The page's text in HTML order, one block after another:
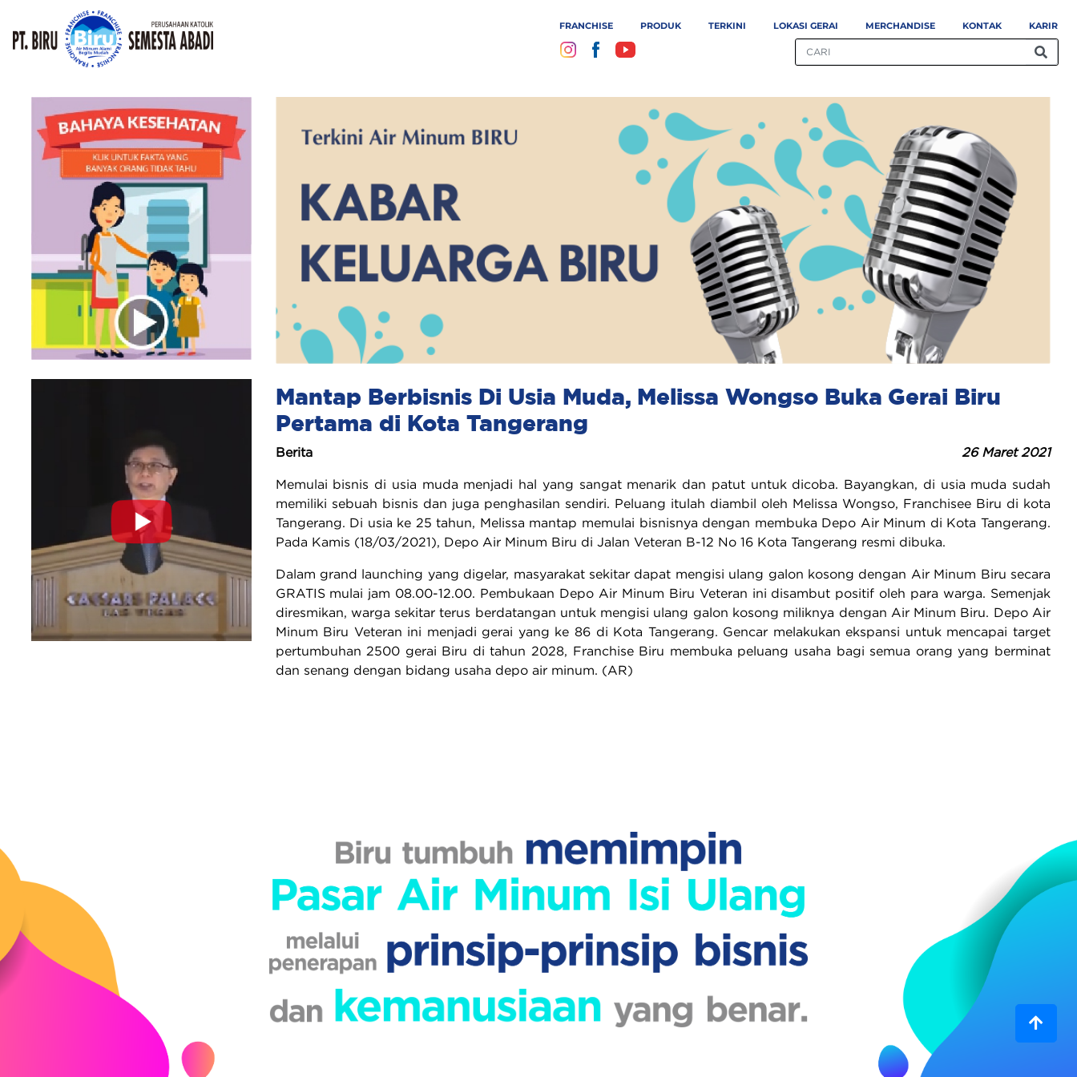
FRANCHISE PRODUK TERKINI LOKASI GERAI MERCHANDISE KONTAK KARIR
Mantap Berbisnis Di Usia Muda, Melissa Wongso Buka Gerai Biru
Pertama di Kota Tangerang
Berita 26 Maret 2021
Memulai bisnis di usia muda menjadi hal yang sangat menarik dan patut untuk dicoba. Bayangkan, di usia muda sudah
memiliki sebuah bisnis dan juga penghasilan sendiri. Peluang itulah diambil oleh Melissa Wongso, Franchisee Biru di kota
Tangerang. Di usia ke 25 tahun, Melissa mantap memulai bisnisnya dengan membuka Depo Air Minum di Kota Tangerang.
Pada Kamis (18/03/2021), Depo Air Minum Biru di Jalan Veteran B-12 No 16 Kota Tangerang resmi dibuka.
Dalam grand launching yang digelar, masyarakat sekitar dapat mengisi ulang galon kosong dengan Air Minum Biru secara
GRATIS mulai jam 08.00-12.00. Pembukaan Depo Air Minum Biru Veteran ini disambut positif oleh para warga. Semenjak
diresmikan, warga sekitar terus berdatangan untuk mengisi ulang galon kosong miliknya dengan Air Minum Biru. Depo Air
Minum Biru Veteran ini menjadi gerai yang ke 86 di Kota Tangerang. Gencar melakukan ekspansi untuk mencapai target
pertumbuhan 2500 gerai Biru di tahun 2028, Franchise Biru membuka peluang usaha bagi semua orang yang berminat
dan senang dengan bidang usaha depo air minum. (AR)